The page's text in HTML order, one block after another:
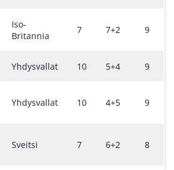
Iso-
Britannia
7 7+2 9
Yhdysvallat 10 5+4 9
Yhdysvallat 10 4+5 9
Sveitsi 7 6+2 8